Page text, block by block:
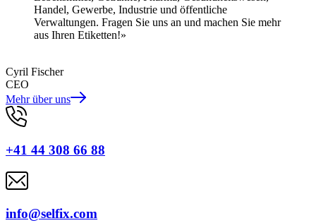
Handel, Gewerbe, Industrie und öffentliche
Verwaltungen. Fragen Sie uns an und machen Sie mehr
aus Ihren Etiketten!»
Cyril Fischer
CEO
Mehr über uns
+41 44 308 66 88
info@selfix.com